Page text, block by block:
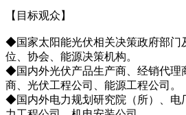
【目标观众】
◆国家太阳能光伏相关决策政府部门
位、协会、能源决策机构。
◆国内外光伏产品生产商、经销代理
商、光伏工程公司、能源工程公司。
◆国内外电力规划研究院（所）、电